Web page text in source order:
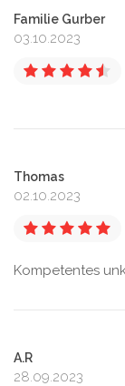
Familie Gurber
03.10.2023
Thomas
02.10.2023
Kompetentes
A.R
28.09.2023